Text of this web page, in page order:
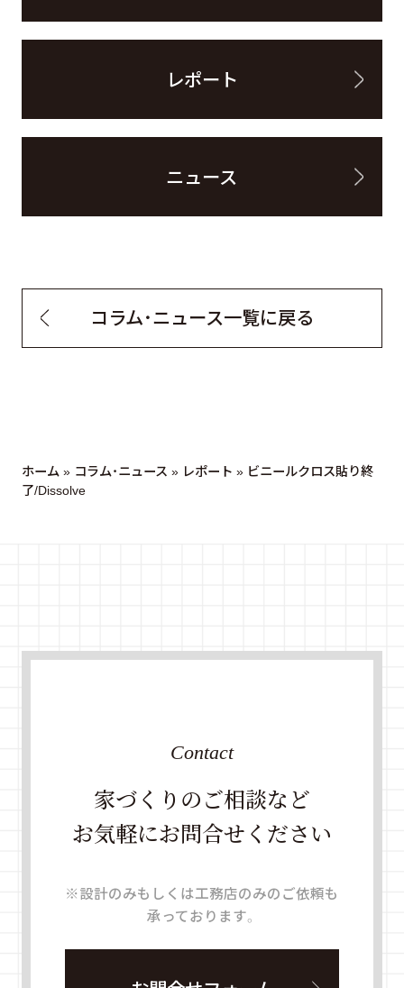
レポート
ニュース
コラム・ニュース一覧に戻る
ホーム » コラム・ニュース » レポート » ビニールクロス貼り終
了/Dissolve
家づくりのご相談など
お気軽にお問合せください
Contact
※設計のみもしくは工務店のみのご依頼も
承っております。